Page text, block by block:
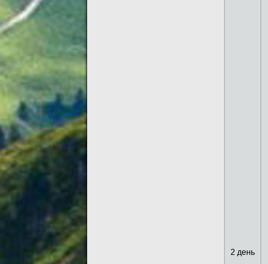
2 день